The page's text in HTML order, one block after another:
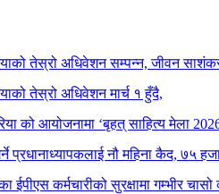
तेस्रो अधिवेशन सम्पन्न, जीवन साशंकर
तेस्रो अधिवेशन मार्च १ हुँदै,
को आयोजनामा ‘बृहत् साहित्य मेला
प्रधानाध्यापकलाई नौ महिना कैद, ७५
ईपीएस कर्मचारीको सुरक्षामा गम्भीर